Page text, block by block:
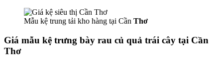
Mẫu kệ trung tải kho hàng tại Cần Thơ
Giá mẫu kệ trưng bày rau củ quả trái cây tại Cần
Thơ